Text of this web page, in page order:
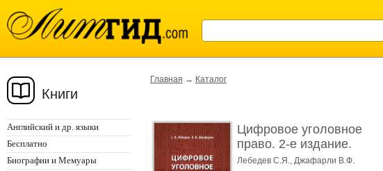
Книги
Английский и др. языки
Бесплатно
Биографии и Мемуары
Главная → Каталог
Цифровое уголовное
право. 2-е издание.
Монограф ...
Лебедев С.Я., Джафарли В.Ф.